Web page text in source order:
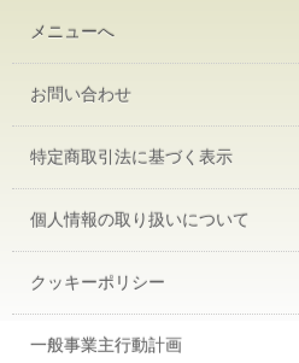
メニューへ
お問い合わせ
特定商取引法に基づく表示
個人情報の取り扱いについて
クッキーポリシー
一般事業主行動計画